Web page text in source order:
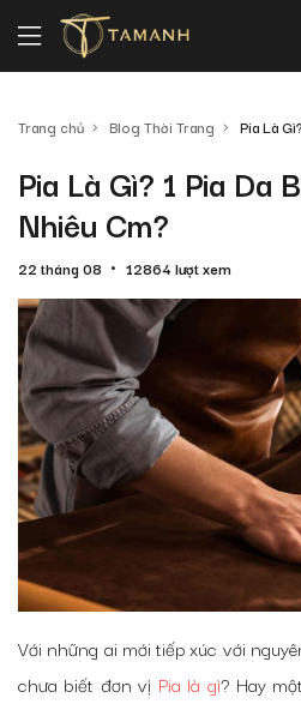
Trang chủ Blog Thời Trang Pia Là
Pia Là Gì? 1 Pia Da
Nhiêu Cm?
22 tháng 08 12864 lượt xem
Với những ai mới tiếp xúc với
chưa biết đơn vị Pia là gì? Hay